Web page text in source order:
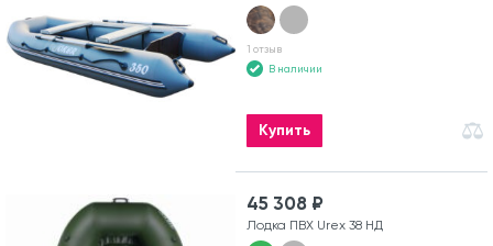
1 отзыв
В наличии
Купить
45 308 ₽
Лодка ПВХ Urex 38 НД